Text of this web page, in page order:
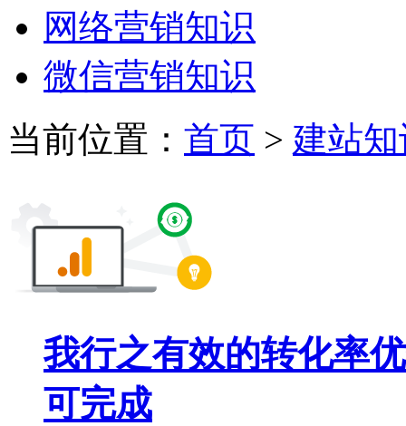
网络营销知识
微信营销知识
当前位置： 首页 > 建站
我行之有效的转化率
可完成